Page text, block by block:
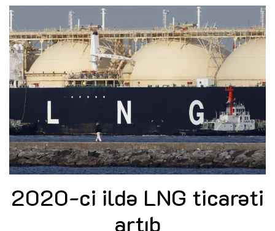
2020-ci ildə LNG ticarəti
artıb